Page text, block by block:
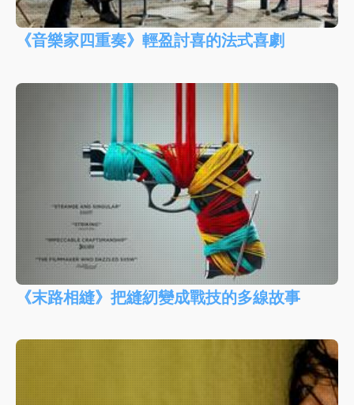
《音樂家四重奏》輕盈討喜的法式喜劇
《末路相縫》把縫紉變成戰技的多線故事